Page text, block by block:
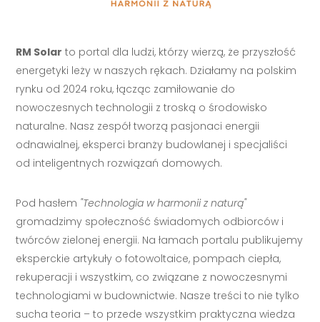
RM Solar to portal dla ludzi, którzy wierzą, że przyszłość
energetyki leży w naszych rękach. Działamy na polskim
rynku od 2024 roku, łącząc zamiłowanie do
nowoczesnych technologii z troską o środowisko
naturalne. Nasz zespół tworzą pasjonaci energii
odnawialnej, eksperci branży budowlanej i specjaliści
od inteligentnych rozwiązań domowych.
Pod hasłem "Technologia w harmonii z naturą"
gromadzimy społeczność świadomych odbiorców i
twórców zielonej energii. Na łamach portalu publikujemy
eksperckie artykuły o fotowoltaice, pompach ciepła,
rekuperacji i wszystkim, co związane z nowoczesnymi
technologiami w budownictwie. Nasze treści to nie tylko
sucha teoria – to przede wszystkim praktyczna wiedza